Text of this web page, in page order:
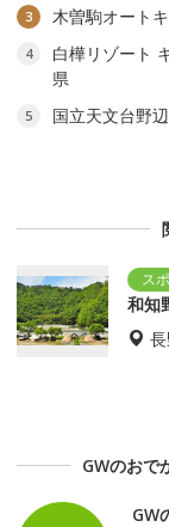
3 木曽駒オート
4
白樺リゾート
県
5
国立天文台野
和知
GWのおで
GW